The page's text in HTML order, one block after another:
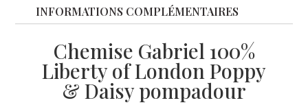
pompadour
INFORMATIONS COMPLÉMENTAIRES
Chemise Gabriel 100%
Liberty of London Poppy
& Daisy pompadour